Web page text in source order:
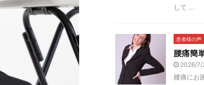
して ...
患者様の声
腰痛簡
2026/7/
腰痛にお